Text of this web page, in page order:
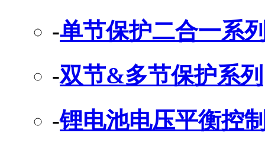
-单节保护二合一系
-双节&多节保护系列
-锂电池电压平衡控